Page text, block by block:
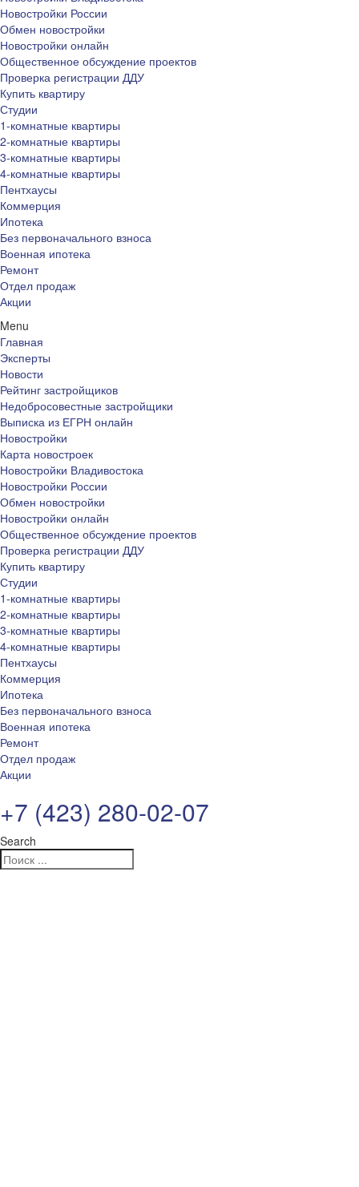
Новостройки России
Обмен новостройки
Новостройки онлайн
Общественное обсуждение проектов
Проверка регистрации ДДУ
Купить квартиру
Студии
1-комнатные квартиры
2-комнатные квартиры
3-комнатные квартиры
4-комнатные квартиры
Пентхаусы
Коммерция
Ипотека
Без первоначального взноса
Военная ипотека
Ремонт
Отдел продаж
Акции
Menu
Главная
Эксперты
Новости
Рейтинг застройщиков
Недобросовестные застройщики
Выписка из ЕГРН онлайн
Новостройки
Карта новостроек
Новостройки Владивостока
Новостройки России
Обмен новостройки
Новостройки онлайн
Общественное обсуждение проектов
Проверка регистрации ДДУ
Купить квартиру
Студии
1-комнатные квартиры
2-комнатные квартиры
3-комнатные квартиры
4-комнатные квартиры
Пентхаусы
Коммерция
Ипотека
Без первоначального взноса
Военная ипотека
Ремонт
Отдел продаж
Акции
+7 (423) 280-02-07
Search